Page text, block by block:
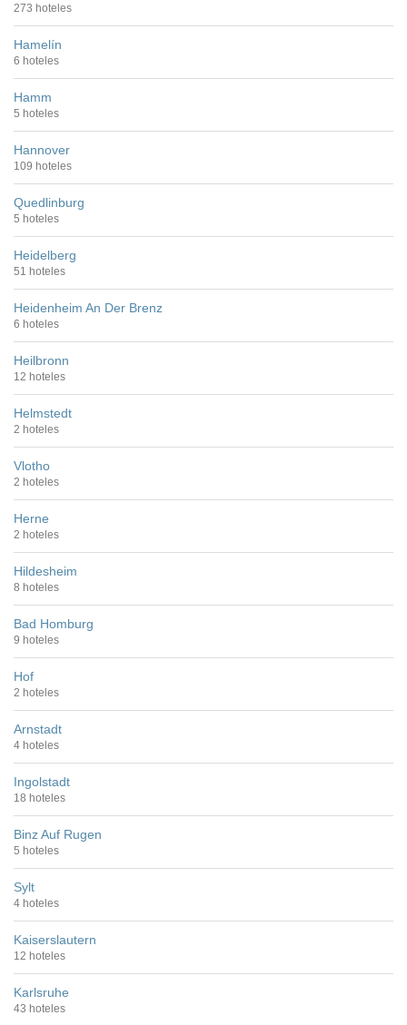
273 hoteles
Hamelín
6 hoteles
Hamm
5 hoteles
Hannover
109 hoteles
Quedlinburg
5 hoteles
Heidelberg
51 hoteles
Heidenheim An Der Brenz
6 hoteles
Heilbronn
12 hoteles
Helmstedt
2 hoteles
Vlotho
2 hoteles
Herne
2 hoteles
Hildesheim
8 hoteles
Bad Homburg
9 hoteles
Hof
2 hoteles
Arnstadt
4 hoteles
Ingolstadt
18 hoteles
Binz Auf Rugen
5 hoteles
Sylt
4 hoteles
Kaiserslautern
12 hoteles
Karlsruhe
43 hoteles